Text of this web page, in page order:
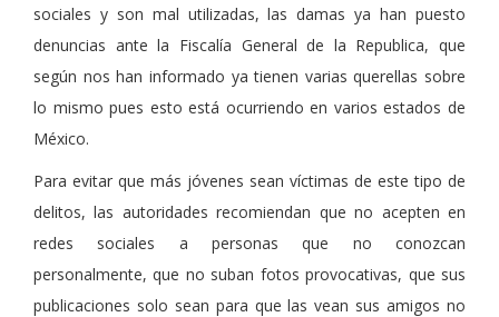
sociales y son mal utilizadas, las damas ya han puesto
denuncias ante la Fiscalía General de la Republica, que
según nos han informado ya tienen varias querellas sobre
lo mismo pues esto está ocurriendo en varios estados de
México.
Para evitar que más jóvenes sean víctimas de este tipo de
delitos, las autoridades recomiendan que no acepten en
redes sociales a personas que no conozcan
personalmente, que no suban fotos provocativas, que sus
publicaciones solo sean para que las vean sus amigos no